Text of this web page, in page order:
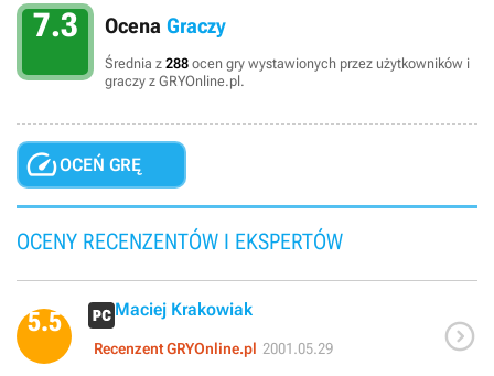
7.3 Ocena Graczy
Średnia z 288 ocen gry wystawionych przez użytkowników i
graczy z GRYOnline.pl.
OCEŃ GRĘ
OCENY RECENZENTÓW I EKSPERTÓW
5.5 Maciej Krakowiak
Recenzent GRYOnline.pl 2001.05.29 